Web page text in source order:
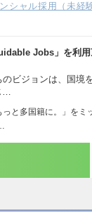
シャル採用（未経
Jobs」を利
ビジョンは、国境
…
と多国籍に。」をミ